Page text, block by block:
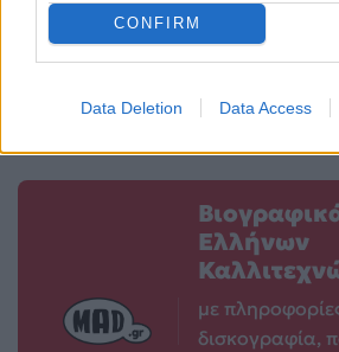
CONFIRM
Data Deletion Data Access
ώρες μετά την
Eurovision 2026
Ελλήνων
με
δισκογραφία,